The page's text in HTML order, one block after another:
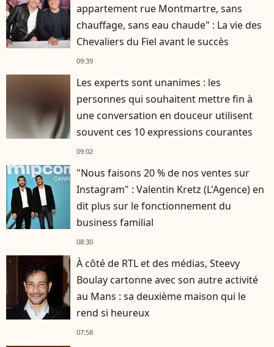
appartement rue Montmartre, sans
chauffage, sans eau chaude" : La vie des
Chevaliers du Fiel avant le succès
09:39
Les experts sont unanimes : les
personnes qui souhaitent mettre fin à
une conversation en douceur utilisent
souvent ces 10 expressions courantes
09:02
"Nous faisons 20 % de nos ventes sur
Instagram" : Valentin Kretz (L'Agence) en
dit plus sur le fonctionnement du
business familial
08:30
À côté de RTL et des médias, Steevy
Boulay cartonne avec son autre activité
au Mans : sa deuxième maison qui le
rend si heureux
07:58